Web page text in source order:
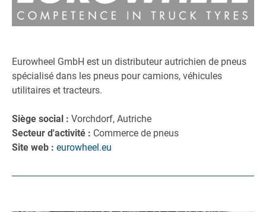
Eurowheel GmbH est un distributeur autrichien de pneus
spécialisé dans les pneus pour camions, véhicules
utilitaires et tracteurs.
Siège social : Vorchdorf, Autriche
Secteur d'activité : Commerce de pneus
Site web : eurowheel.eu